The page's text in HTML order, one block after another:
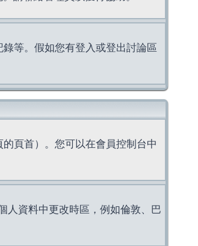
等。假如您有登入或登出討論區
頁首）。您可以在會員控制台中
人資料中更改時區，例如倫敦、巴